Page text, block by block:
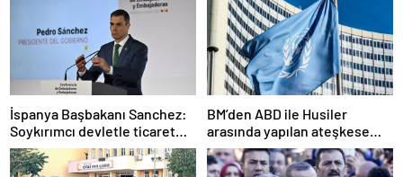
İspanya Başbakanı Sanchez:
Soykırımcı devletle ticaret
yapmayız
BM’den ABD ile Husiler
arasında yapılan ateşkese
ilişkin değerlendirme